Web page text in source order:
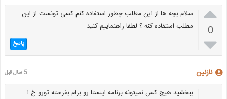

0

سلام بچه ها از این مطلب چطور استفاده کنم کسی تونست از این
مطلب استفاده کنه ؟ لطفا راهنماییم کنید
پاسخ
نازنین 5 سال قبل
ببخشید هیچ کس نمیتونه برنامه اینستا رو برام بفرسته تورو خ ا